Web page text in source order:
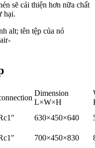
sẽ cải thiện hơn nữa chất
hại.
Dimension
L×W×H
630×450×640
700×450×830